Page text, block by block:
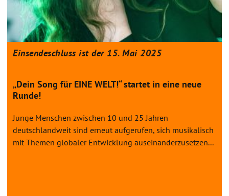
Einsendeschluss ist der 15. Mai 2025
„Dein Song für EINE WELT!“ startet in eine neue
Runde!
Junge Menschen zwischen 10 und 25 Jahren
deutschlandweit sind erneut aufgerufen, sich musikalisch
mit Themen globaler Entwicklung auseinanderzusetzen...